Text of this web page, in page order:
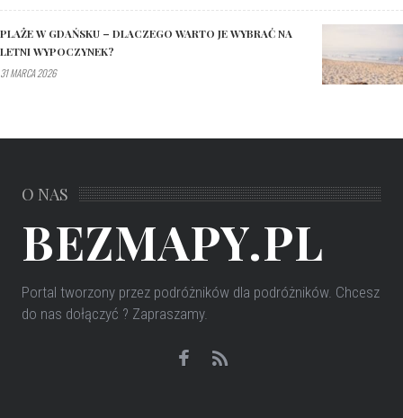
PLAŻE W GDAŃSKU – DLACZEGO WARTO JE WYBRAĆ NA
LETNI WYPOCZYNEK?
31 MARCA 2026
O NAS
BEZMAPY.PL
Portal tworzony przez podróżników dla podróżników. Chcesz
do nas dołączyć ? Zapraszamy.